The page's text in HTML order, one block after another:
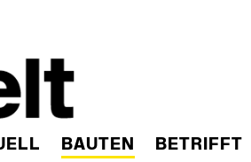
BAUTEN BETRIFFT